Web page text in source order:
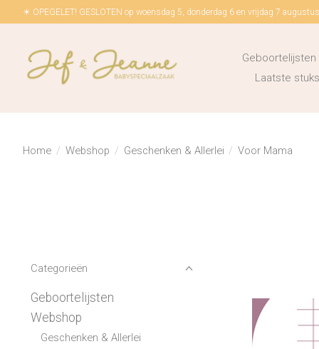
☀ OPEGELET! GESLOTEN op woensdag 5, donderdag 6 en vrijdag 7
Geboortelijsten
Laatste
Home / Webshop / Geschenken & Allerlei / Voor Mama
Categorieën
Geboortelijsten
Webshop
Geschenken & Allerlei